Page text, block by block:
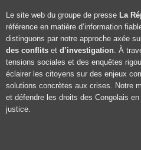
Le site web du groupe de presse La
référence en matière d’information
distinguons par notre approche axée
des conflits et d’investigation . À
tensions sociales et des enquêtes
éclairer les citoyens sur des enjeux
solutions concrètes aux crises. Notre
et défendre les droits des Congolais
justice.